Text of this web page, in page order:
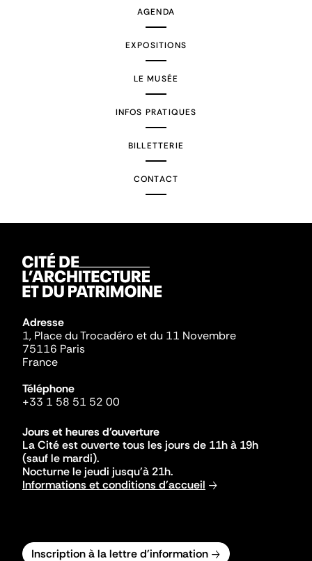
AGENDA
EXPOSITIONS
LE MUSÉE
INFOS PRATIQUES
BILLETTERIE
CONTACT
Adresse
1, Place du Trocadéro et du 11 Novembre
75116 Paris
France
Téléphone
+33 1 58 51 52 00
Jours et heures d'ouverture
La Cité est ouverte tous les jours de 11h à 19h
(sauf le mardi).
Nocturne le jeudi jusqu'à 21h.
Informations et conditions d'accueil
Inscription à la lettre d'information